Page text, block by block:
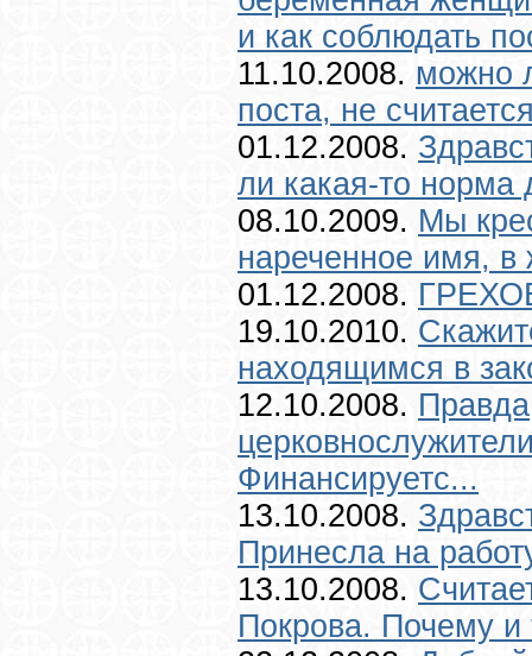
и как соблюдать
11.10.2008. можно
поста, не
01.12.2008.
ли какая-то норма
08.10.2009. Мы
нареченное имя, в
01.12.2008.
19.10.2010.
находящимся в
12.10.2008.
Финансируетс...
13.10.2008.
Принесла на
13.10.2008.
Покрова. Почему